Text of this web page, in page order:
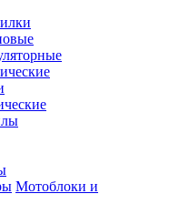
Мотоблоки и